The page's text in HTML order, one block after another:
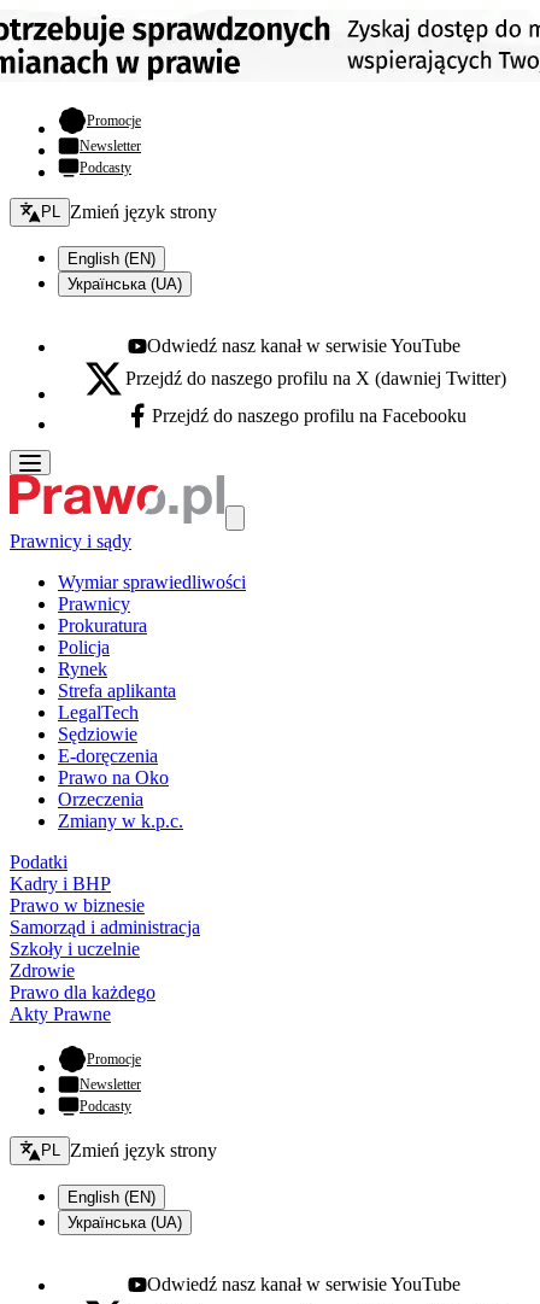
Promocje- otwiera się w nowej karcie
Newsletter
Podcasty
Zmień język - bieżący:
PL Zmień język strony
English (EN)
Українська (UA)
Youtube - otwiera się w nowej karcie
Odwiedź nasz kanał w serwisie YouTube
X - otwiera się w nowej karcie
Przejdź do naszego profilu na X (dawniej Twitter)
Facebook - otwiera się w nowej karcie
Przejdź do naszego profilu na Facebooku
Prawnicy i sądy
Wymiar sprawiedliwości
Prawnicy
Prokuratura
Policja
Rynek
Strefa aplikanta
LegalTech
Sędziowie
E-doręczenia
Prawo na Oko
Orzeczenia
Zmiany w k.p.c.
Podatki
Kadry i BHP
Prawo w biznesie
Samorząd i administracja
Szkoły i uczelnie
Zdrowie
Prawo dla każdego
Akty Prawne
Promocje- otwiera się w nowej karcie
Newsletter
Podcasty
Zmień język - bieżący:
PL Zmień język strony
English (EN)
Українська (UA)
Youtube - otwiera się w nowej karcie
Odwiedź nasz kanał w serwisie YouTube